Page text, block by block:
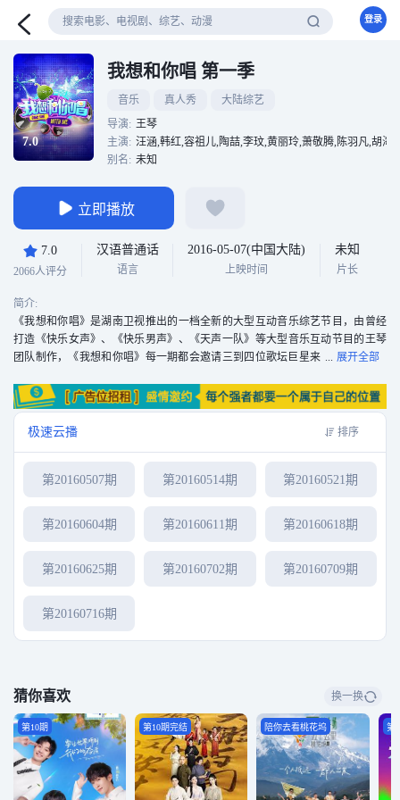
登录
7.0
我想和你唱 第一季
音乐 真人秀
大陆综艺
导演: 王琴
主演: 汪涵,韩红,容祖儿,陶喆,李玟,黄丽玲,萧敬腾,陈羽凡,胡
别名: 未知
立即播放
7.0
2066人评分
汉语普通话
语言
2016-05-07(中国大陆)
上映时间
未知
片长
简介:
《我想和你唱》是湖南卫视推出的一档全新的大型互动音乐综艺节目，由曾经
打造《快乐女声》、《快乐男声》、《天声一队》等大型音乐互动节目的王琴
团队制作，《我想和你唱》每一期都会邀请三到四位歌坛巨星来
将有机会来到现场参与录制，和明星合唱。[1]
极速云播 排序
第20160507期 第20160514期 第20160521期
第20160604期 第20160611期 第20160618期
第20160625期 第20160702期 第20160709期
第20160716期
猜你喜欢 换一换
第10期 第10期完结 陪你去看桃花坞 第